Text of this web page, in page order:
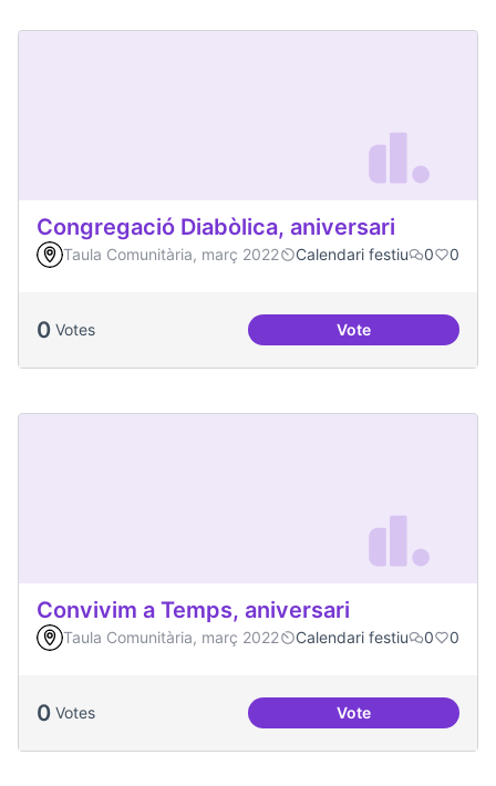
Congregació Diabòlica, aniversari
Taula Comunitària, març 2022 Calendari festiu 0 0
0 Votes VoteCongregació
Convivim a Temps, aniversari
Taula Comunitària, març 2022 Calendari festiu 0 0
0 Votes VoteConvivim a